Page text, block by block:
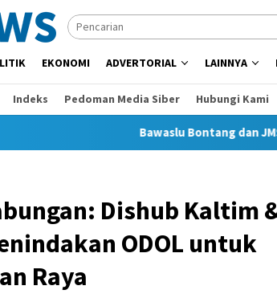
EKONOMI ADVERTORIAL LAINNYA
Indeks Pedoman Media Siber Hubungi Kami
Bawaslu Bontang dan JMSI
Dishub Kaltim
ODOL untuk
Raya